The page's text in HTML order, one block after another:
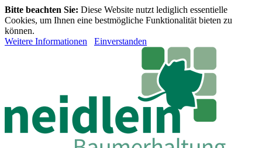
Bitte beachten Sie: Diese Website nutzt lediglich essentielle
Cookies, um Ihnen eine bestmögliche Funktionalität bieten zu
können.
Weitere Informationen
Einverstanden